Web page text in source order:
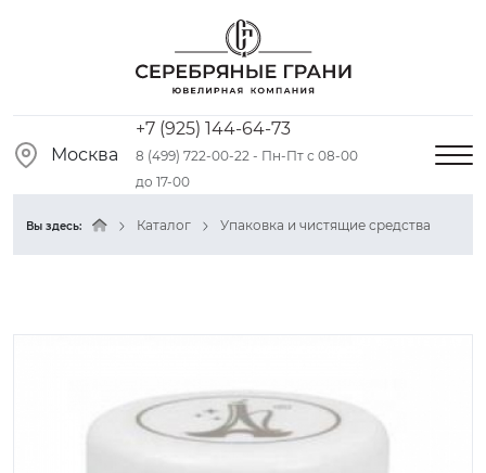
Москва
+7 (925) 144-64-73
8 (499) 722-00-22 - Пн-Пт с 08-00
до 17-00
Вы здесь: Каталог Упаковка и чистящие средства